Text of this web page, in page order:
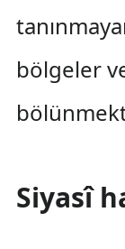
bölgeler
Siyasî